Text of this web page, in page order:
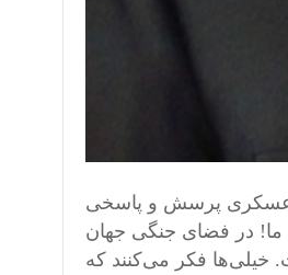
عسکری پرسش و پاسخی
ما! در فضای جنگی جهان
خیلی‌ها فکر می‌کنند که